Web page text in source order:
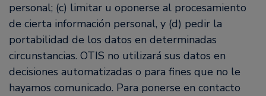
personal; (c) limitar u oponerse al procesamiento
de cierta información personal, y (d) pedir la
portabilidad de los datos en determinadas
circunstancias. OTIS no utilizará sus datos en
decisiones automatizadas o para fines que no le
hayamos comunicado. Para ponerse en contacto